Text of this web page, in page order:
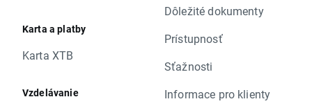
Karta a platby
Karta XTB
Vzdelávanie
Dôležité dokumenty
Prístupnosť
Sťažnosti
Informace pro klienty